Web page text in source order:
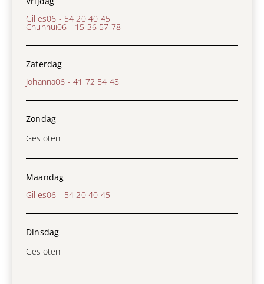
Gilles06 - 54 20 40 45
Chunhui06 - 15 36 57 78
Zaterdag
Johanna06 - 41 72 54 48
Zondag
Gesloten
Maandag
Gilles06 - 54 20 40 45
Dinsdag
Gesloten